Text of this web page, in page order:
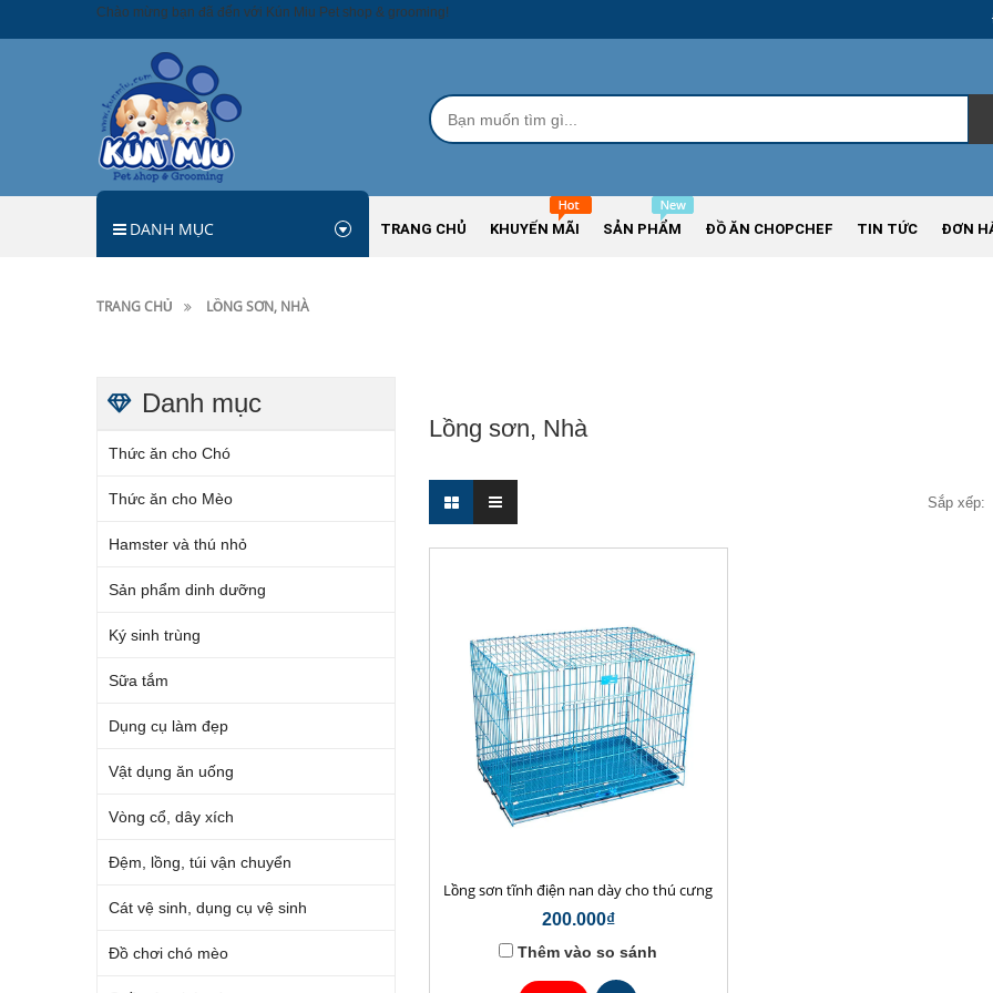
Chào mừng bạn đã đến với Kún Miu Pet shop & grooming!
DANH MỤC TRANG CHỦ KHUYẾN MÃI SẢN PHẨM ĐỒ ĂN CHOPCHEF TIN TỨC ĐƠN
TRANG CHỦ LỒNG SƠN, NHÀ
Lồng sơn, Nhà
Sắp xếp:
Lồng sơn tĩnh điện nan dày cho thú cưng
200.000₫
Thêm vào so sánh
Danh mục
Thức ăn cho Chó
Thức ăn cho Mèo
Hamster và thú nhỏ
Sản phẩm dinh dưỡng
Ký sinh trùng
Sữa tắm
Dụng cụ làm đẹp
Vật dụng ăn uống
Vòng cổ, dây xích
Đệm, lồng, túi vận chuyển
Cát vệ sinh, dụng cụ vệ sinh
Đồ chơi chó mèo